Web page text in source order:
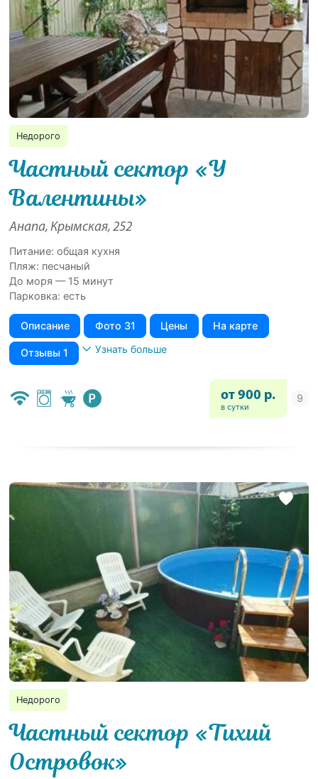
Недорого
Частный сектор «У
Валентины»
Анапа, Крымская, 252
Питание: общая кухня
Пляж: песчаный
До моря — 15 минут
Парковка: есть
Описание Фото 31 Цены На карте
Отзывы 1 Узнать больше
от 900 р.
в сутки
Недорого
Частный сектор «Тихий
Островок»